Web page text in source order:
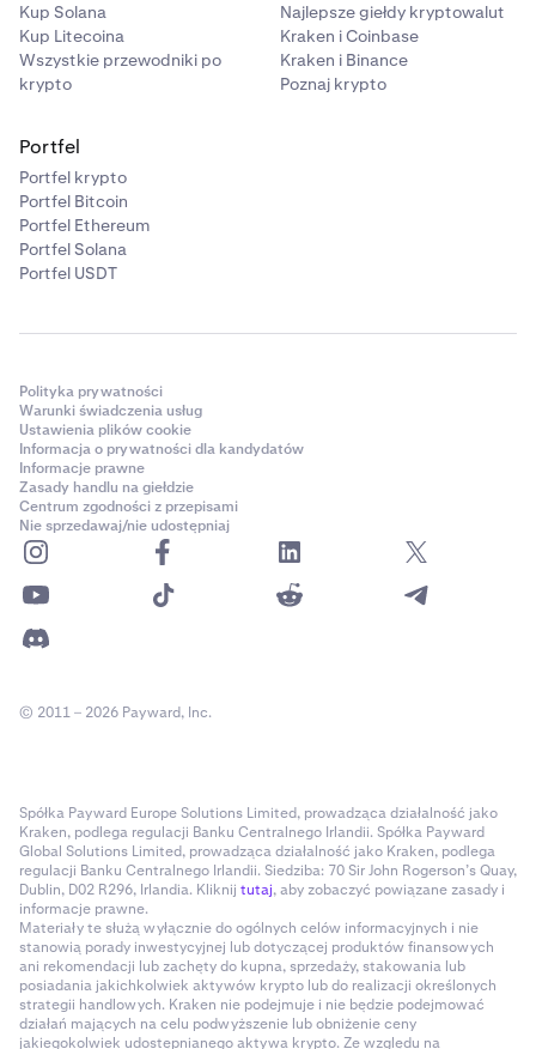
Kup Solana
Kup Litecoina
Wszystkie przewodniki po
krypto
Najlepsze giełdy kryptowalut
Kraken i Coinbase
Kraken i Binance
Poznaj krypto
Portfel
Portfel krypto
Portfel Bitcoin
Portfel Ethereum
Portfel Solana
Portfel USDT
Polityka prywatności
Warunki świadczenia usług
Ustawienia plików cookie
Informacja o prywatności dla kandydatów
Informacje prawne
Zasady handlu na giełdzie
Centrum zgodności z przepisami
Nie sprzedawaj/nie udostępniaj
© 2011 – 2026 Payward, Inc.
Spółka Payward Europe Solutions Limited, prowadząca działalność jako
Kraken, podlega regulacji Banku Centralnego Irlandii. Spółka Payward
Global Solutions Limited, prowadząca działalność jako Kraken, podlega
regulacji Banku Centralnego Irlandii. Siedziba: 70 Sir John Rogerson’s Quay,
Dublin, D02 R296, Irlandia. Kliknij tutaj, aby zobaczyć powiązane zasady i
informacje prawne.
Materiały te służą wyłącznie do ogólnych celów informacyjnych i nie
stanowią porady inwestycyjnej lub dotyczącej produktów finansowych
ani rekomendacji lub zachęty do kupna, sprzedaży, stakowania lub
posiadania jakichkolwiek aktywów krypto lub do realizacji określonych
strategii handlowych. Kraken nie podejmuje i nie będzie podejmować
działań mających na celu podwyższenie lub obniżenie ceny
jakiegokolwiek udostępnianego aktywa krypto. Ze względu na